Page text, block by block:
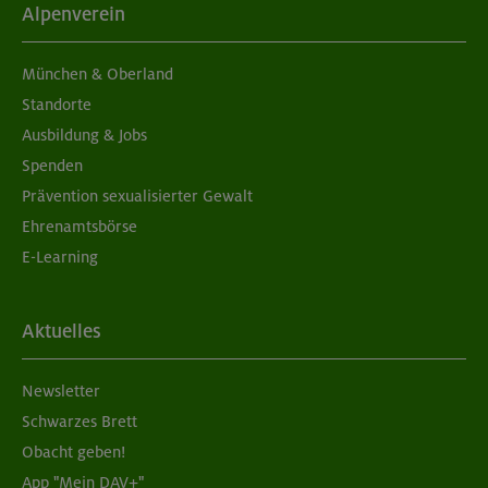
138 €
Boulderzentrum Nord (Freimann)
Climbing Basics indoor
OL-26-0830
Alter
Preis für Mitglieder
Preis für Mitglieder
anderer Sektionen
Alpenverein
München & Oberland
Standorte
Ausbildung & Jobs
Spenden
Prävention sexualisierter Gewalt
Ehrenamtsbörse
E-Learning
Aktuelles
Newsletter
Schwarzes Brett
Obacht geben!
App "Mein DAV+"